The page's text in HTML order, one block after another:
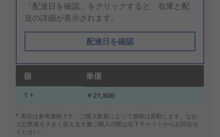
「配達日を確認」をクリックすると、在庫と配
送の詳細が表示されます。
配達日を確認
個 単価
1 + ￥21,800
* 表示は参考価格です。ご購入数量によって価格は変動します。なお、
上記数量を大きく超える大量ご購入の際は右下チャットからお問合せ
ください。